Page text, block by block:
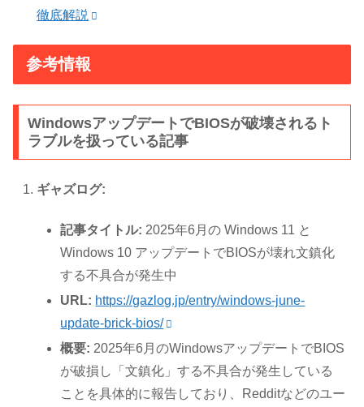
徹底解説
参考情報
WindowsアップデートでBIOSが破壊されるト
ラブルを扱っている記事
ギャズログ:
記事タイトル: 2025年6月の Windows 11 と
Windows 10 アップデートでBIOSが壊れ文鎮化
する不具合が発生中
URL: https://gazlog.jp/entry/windows-june-
update-brick-bios/
概要: 2025年6月のWindowsアップデートでBIOS
が破損し「文鎮化」する不具合が発生している
ことを具体的に報告しており、Redditなどのユー